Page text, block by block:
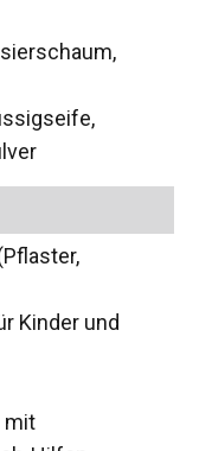
Kinder und
mit